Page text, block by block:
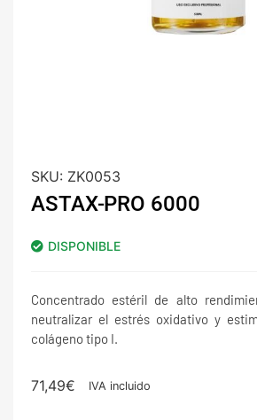
SKU: ZK0053
ASTAX-PRO 6000
DISPONIBLE
Concentrado estéril de alto
neutralizar el estrés oxidativo y
colágeno tipo I.
71,49€ IVA incluido